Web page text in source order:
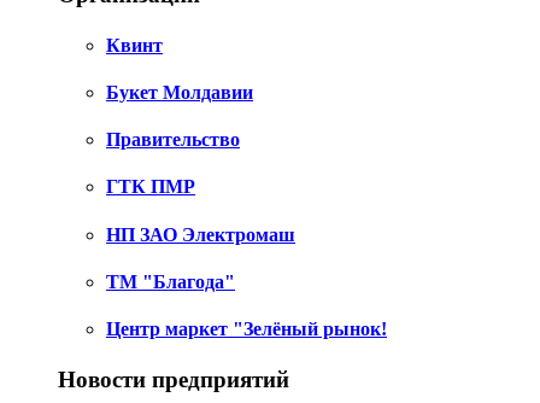
Квинт
Букет Молдавии
Правительство
ГТК ПМР
НП ЗАО Электромаш
ТМ "Благода"
Центр маркет "Зелёный рынок!
Новости предприятий